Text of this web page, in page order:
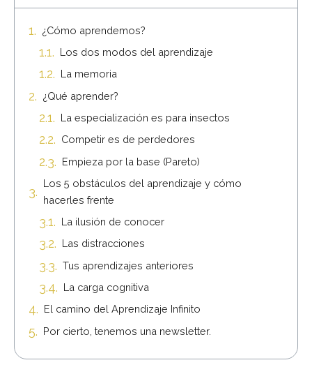
¿Cómo aprendemos?
Los dos modos del aprendizaje
La memoria
¿Qué aprender?
La especialización es para insectos
Competir es de perdedores
Empieza por la base (Pareto)
Los 5 obstáculos del aprendizaje y cómo
hacerles frente
La ilusión de conocer
Las distracciones
Tus aprendizajes anteriores
La carga cognitiva
El camino del Aprendizaje Infinito
Por cierto, tenemos una newsletter.